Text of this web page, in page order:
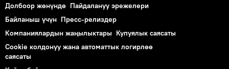
Долбоор жөнүндө Пайдалануу эрежелери
Байланыш үчүн Пресс-релиздер
Компаниялардын жаңылыктары Купуялык саясаты
Cookie колдонуу жана автоматтык логирлөө
саясаты